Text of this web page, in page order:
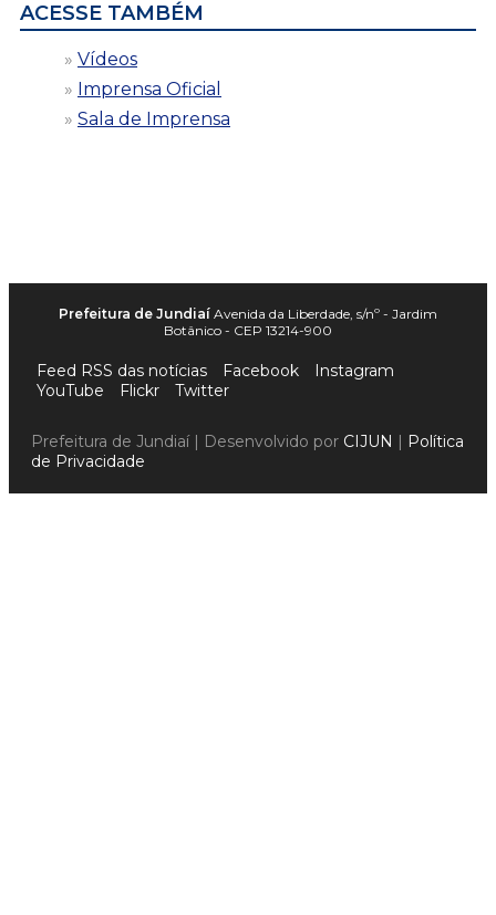
ACESSE TAMBÉM
Vídeos
Imprensa Oficial
Sala de Imprensa
Prefeitura de Jundiaí Avenida da Liberdade, s/nº - Jardim
Botânico - CEP 13214-900
Feed RSS das notícias Facebook
Instagram
YouTube
Flickr Twitter
Prefeitura de Jundiaí | Desenvolvido por CIJUN
Política
de Privacidade